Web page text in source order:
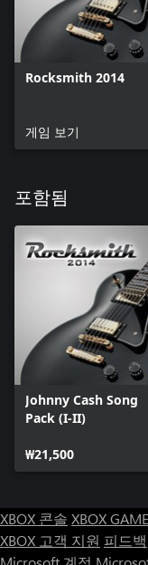
Rocksmith 2014
게임 보기
포함됨
Johnny Cash Song
Pack (I-II)
₩21,500
XBOX 콘솔 XBOX
XBOX 고객 지원 피드백